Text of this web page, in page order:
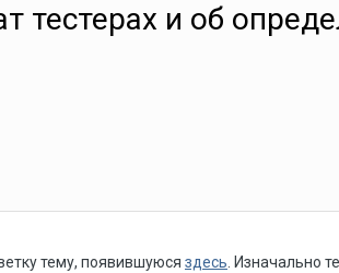
тестерах и об
тему, появившуюся здесь . Изначально